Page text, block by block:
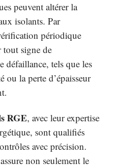
peuvent altérer la
isolants. Par
périodique
tout signe de
défaillance, tels que les
ou la perte d’épaisseur
RGE, avec leur expertise
sont qualifiés
avec précision.
non seulement le